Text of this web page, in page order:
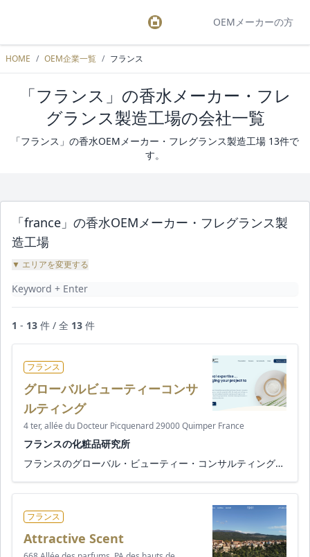
OEMメーカーの方
HOME / OEM企業一覧 / フランス
「フランス」の香水メーカー・フレ
グランス製造工場の会社一覧
「フランス」の香水OEMメーカー・フレグランス製造工場 13件で
す。
「france」の香水OEMメーカー・フレグランス製
造工場
▼ エリアを変更する
1 - 13 件 / 全 13 件
フランス
グローバルビューティーコンサ
ルティング
4 ter, allée du Docteur Picquenard 29000 Quimper France
フランスの化粧品研究所
フランスのグローバル・ビューティー・コンサルティングは、コルヌイユの中心部にある化粧品研究所で、化粧品・香料業界向け...
フランス
Attractive Scent